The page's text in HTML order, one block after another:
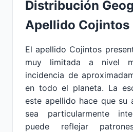
Distribución
Apellido Cojintos
El apellido Cojintos
muy limitada a nivel
incidencia de
en todo el planeta. La
este apellido hace que su
sea particularmente
puede reflejar